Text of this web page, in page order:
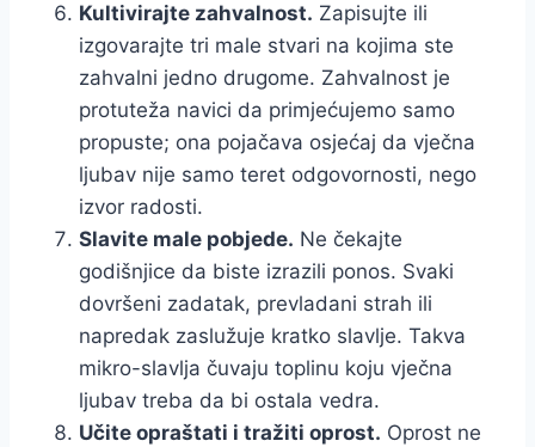
Kultivirajte zahvalnost. Zapisujte ili
izgovarajte tri male stvari na kojima ste
zahvalni jedno drugome. Zahvalnost je
protuteža navici da primjećujemo samo
propuste; ona pojačava osjećaj da vječna
ljubav nije samo teret odgovornosti, nego
izvor radosti.
Slavite male pobjede. Ne čekajte
godišnjice da biste izrazili ponos. Svaki
dovršeni zadatak, prevladani strah ili
napredak zaslužuje kratko slavlje. Takva
mikro-slavlja čuvaju toplinu koju vječna
ljubav treba da bi ostala vedra.
Učite opraštati i tražiti oprost. Oprost ne